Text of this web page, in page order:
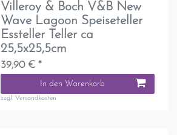
Villeroy & Boch V&B New
Wave Lagoon Speiseteller
Essteller Teller ca
25,5x25,5cm
39,90 € *
In den Warenkorb
zzgl. Versandkosten